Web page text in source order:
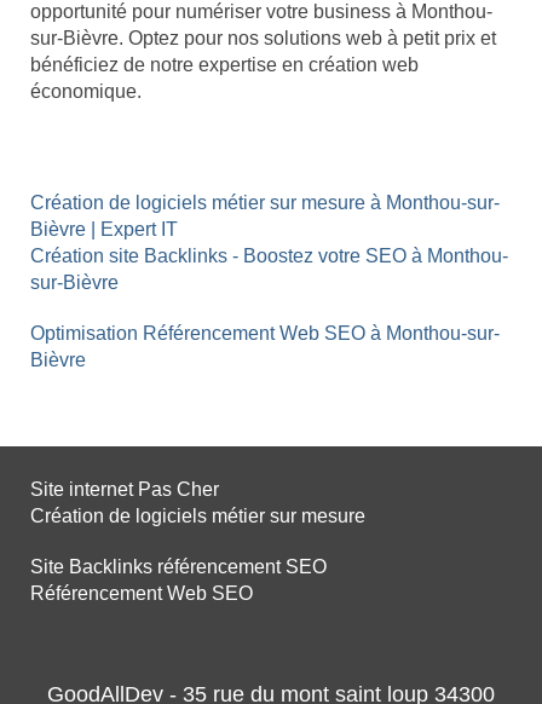
opportunité pour numériser votre business à Monthou-
sur-Bièvre. Optez pour nos solutions web à petit prix et
bénéficiez de notre expertise en création web
économique.
Création de logiciels métier sur mesure à Monthou-sur-
Bièvre | Expert IT
Création site Backlinks - Boostez votre SEO à Monthou-
sur-Bièvre
Optimisation Référencement Web SEO à Monthou-sur-
Bièvre
Site internet Pas Cher
Création de logiciels métier sur mesure
Site Backlinks référencement SEO
Référencement Web SEO
GoodAllDev - 35 rue du mont saint loup 34300